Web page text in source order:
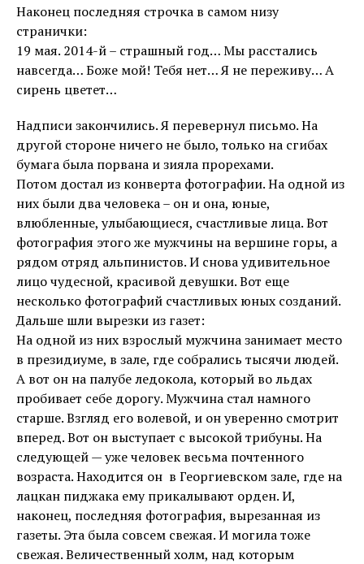
Наконец последняя строчка в самом низу
странички:
19 мая. 2014-й – страшный год… Мы расстались
навсегда… Боже мой! Тебя нет… Я не переживу… А
сирень цветет…
Надписи закончились. Я перевернул письмо. На
другой стороне ничего не было, только на сгибах
бумага была порвана и зияла прорехами.
Потом достал из конверта фотографии. На одной из
них были два человека – он и она, юные,
влюбленные, улыбающиеся, счастливые лица. Вот
фотография этого же мужчины на вершине горы, а
рядом отряд альпинистов. И снова удивительное
лицо чудесной, красивой девушки. Вот еще
несколько фотографий счастливых юных созданий.
Дальше шли вырезки из газет:
На одной из них взрослый мужчина занимает место
в президиуме, в зале, где собрались тысячи людей.
А вот он на палубе ледокола, который во льдах
пробивает себе дорогу. Мужчина стал намного
старше. Взгляд его волевой, и он уверенно смотрит
вперед. Вот он выступает с высокой трибуны. На
следующей — уже человек весьма почтенного
возраста. Находится он в Георгиевском зале, где на
лацкан пиджака ему прикалывают орден. И,
наконец, последняя фотография, вырезанная из
газеты. Эта была совсем свежая. И могила тоже
свежая. Величественный холм, над которым